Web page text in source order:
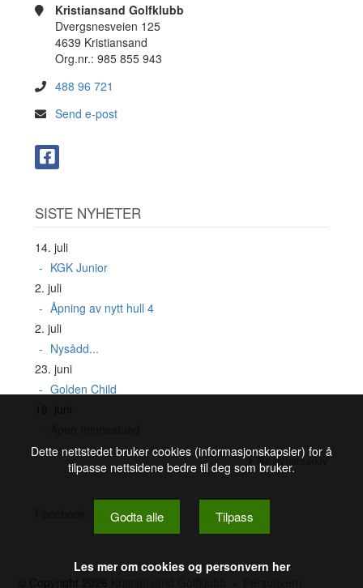
Kristiansand Golfklubb
Dvergsnesveien 125
4639 Kristiansand
Org.nr.: 985 855 943
488 96 721
Send e-post
SISTE NYHETER
14. juli
KGK Junior
2. juli
Åpning av nytt hull 4
2. juli
Nysådd...
23. juni
Golden Child
Se nyhetsarkiv
Dette nettstedet bruker cookies (informasjonskapsler) for å
tilpasse nettsidene bedre til deg som bruker.
Godta alle Tilpass
Les mer om cookies og personvern her